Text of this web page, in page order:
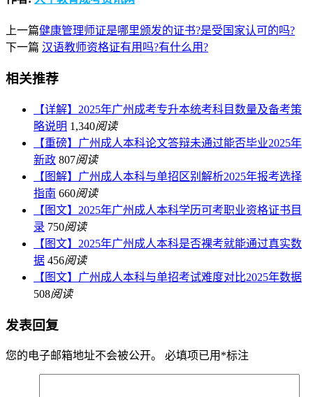
上一篇健康管理师证是哪里颁发的证书?是受国家认可的吗?
下一篇 汉语教师资格证有用吗?有什么用?
相关推荐
【详解】2025年广州成考专升本统考科目数量及备考策
略说明 1,340阅读
【重磅】广州成人本科论文答辩未通过能否毕业2025年
新政 807阅读
【图解】广州成人本科与单招区别解析2025年报考选择
指南 660阅读
【图文】2025年广州成人本科学历可考职业资格证书目
录 750阅读
【图文】2025年广州成人本科是否裸考就能通过真实数
据 456阅读
【图文】广州成人本科与单招考试难度对比2025年数据
508阅读
发表回复
您的电子邮箱地址不会被公开。 必填项已用 *标注